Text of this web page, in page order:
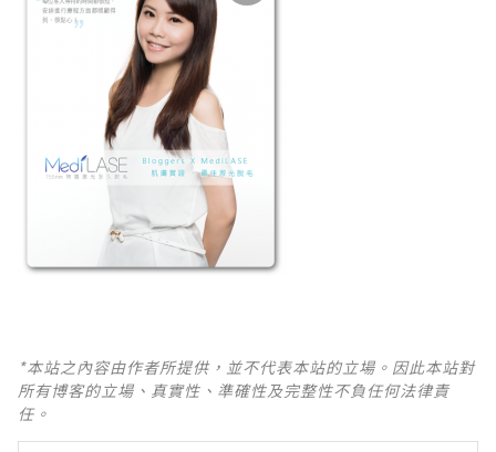
*本站之內容由作者所提供，並不代表本站的立場。因此本站對
所有博客的立場、真實性、準確性及完整性不負任何法律責
任。